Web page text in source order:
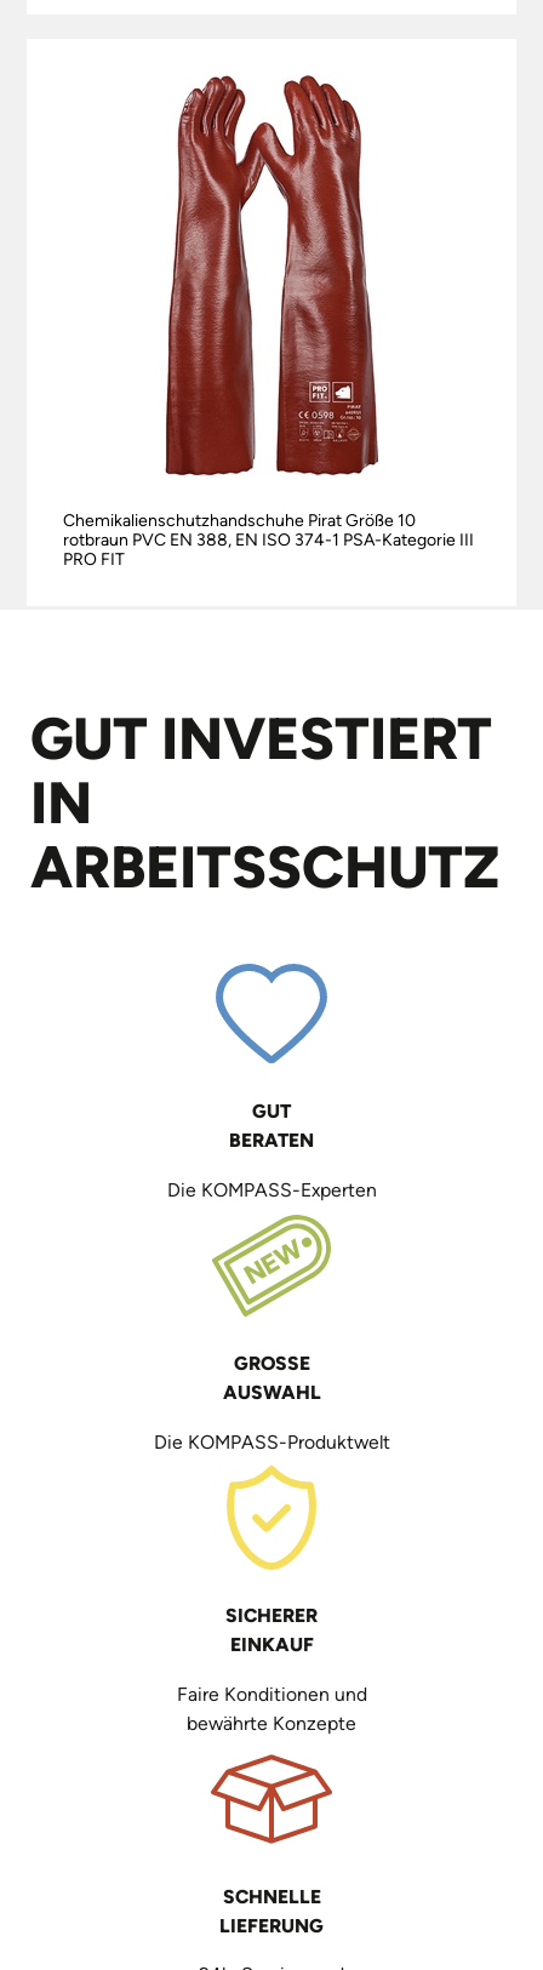
Chemikalienschutzhandschuhe Pirat Größe 10
rotbraun PVC EN 388, EN ISO 374-1 PSA-Kategorie III
PRO FIT
GUT INVESTIERT
IN
ARBEITS­SCHUTZ
GUT
BERATEN
Die KOMPASS-Experten
GROSSE
AUSWAHL
Die KOMPASS-Produktwelt
SICHERER
EINKAUF
Faire Konditionen und
bewährte Konzepte
SCHNELLE
LIEFERUNG